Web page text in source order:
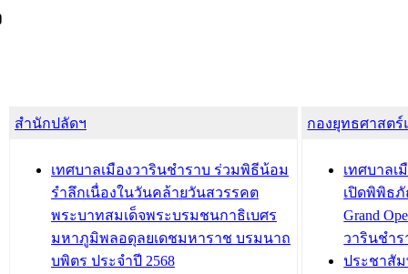
สำนักปลัดฯ
เทศบาลเมืองวารินชำราบ ร่วมพิธีน้อม
รำลึกเนื่องในวันคล้ายวันสวรรคต
พระบาทสมเด็จพระบรมชนกาธิเบศร
มหาภูมิพลอดุลยเดชมหาราช บรมนาถ
บพิตร ประจำปี 2568
กองยุทธศาสต
เทศบาลเ
เปิดพิพิธภั
Grand
วารินชำร
ประชาสัม